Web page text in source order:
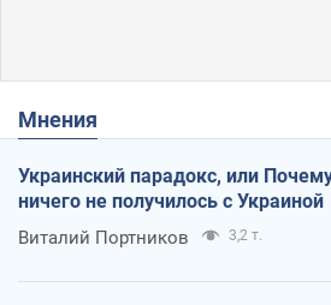
Мнения
Украинский парадокс, или
ничего не получилось с Украиной
Виталий Портников 3,2 т.